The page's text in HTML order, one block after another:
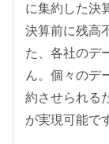
に集約した決
決算前に残高
た、各社のデ
ん。個々のデ
約させられる
が実現可能で